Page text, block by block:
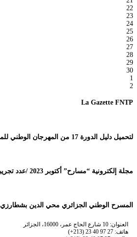
22
23
24
25
26
27
28
29
30
1
2
La Gazette FNTP
لتحميل دليل الدورة 17 من المهرجان الوطني للمسرح المحترف
مجلة إلكترونية “مسارح” أكتوبر 2023 /عدد تجريبي
المسرح الوطني الجزائري محي الدين بشطارزي
العنوان: 10 شارع الحاج عمر، 16000، الجزائر
هاتف: 27 97 40 23 (213+)